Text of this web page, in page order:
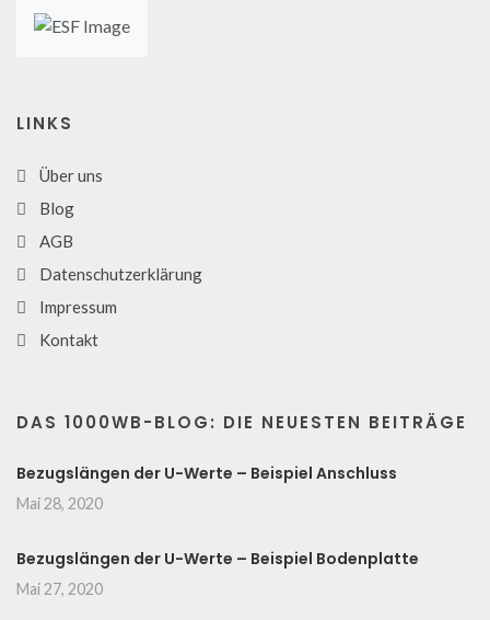
LINKS
Über uns
Blog
AGB
Datenschutzerklärung
Impressum
Kontakt
DAS 1000WB-BLOG: DIE NEUESTEN BEITRÄGE
Bezugslängen der U-Werte – Beispiel Anschluss
Mai 28, 2020
Bezugslängen der U-Werte – Beispiel Bodenplatte
Mai 27, 2020